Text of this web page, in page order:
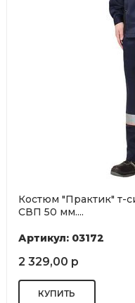
Костюм "Практик" т-
СВП 50 мм....
Артикул: 03172
2 329,00 р